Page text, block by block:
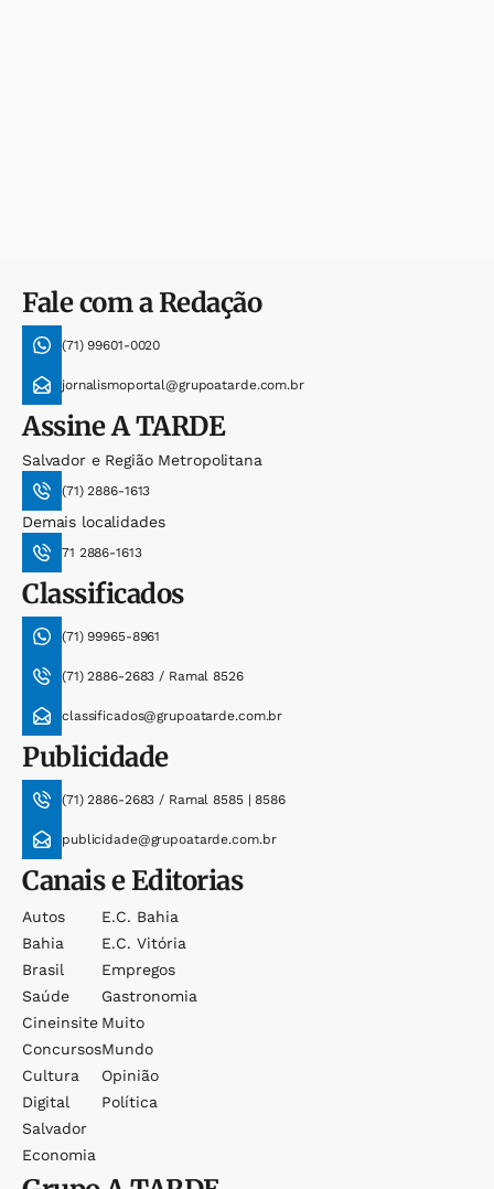
Fale com a Redação
(71) 99601-0020
jornalismoportal@grupoatarde.com.br
AssineA TARDE
Salvador e Região Metropolitana
(71) 2886-1613
Demais localidades
71 2886-1613
Classificados
(71) 99965-8961
(71) 2886-2683 / Ramal 8526
classificados@grupoatarde.com.br
Publicidade
(71) 2886-2683 / Ramal 8585 | 8586
publicidade@grupoatarde.com.br
Canais e Editorias
Autos
Bahia
Brasil
Saúde
Cineinsite
Concursos
Cultura
Digital
Salvador
Economia
E.c. Bahia
E.c. Vitória
Empregos
Gastronomia
Muito
Mundo
Opinião
Política